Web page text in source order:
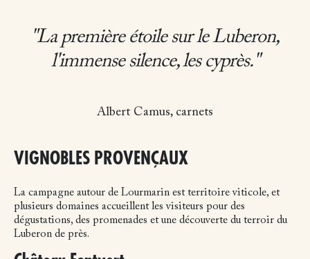
"La première étoile sur le Luberon,
l'immense silence, les cyprès."
Albert Camus, carnets
VIGNOBLES PROVENÇAUX
La campagne autour de Lourmarin est territoire viticole, et
plusieurs domaines accueillent les visiteurs pour des
dégustations, des promenades et une découverte du terroir du
Luberon de près.